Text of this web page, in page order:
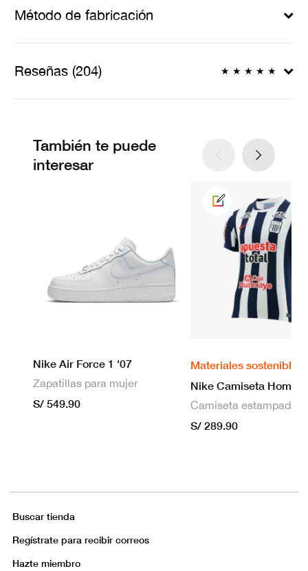
Método de fabricación
Reseñas (204) ★ ★ ★ ★ ★
También te puede
interesar
Nike Air Force 1 '07
Zapatillas para mujer
S/ 549.90
Materiales sostenibles
S/ 289.90
Buscar tienda
Regístrate para recibir correos
Hazte miembro